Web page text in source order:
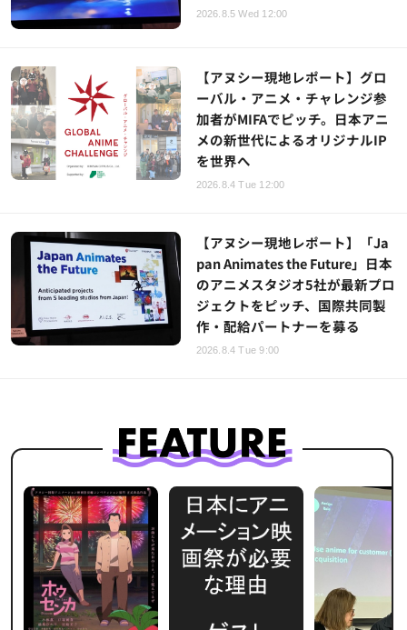
2026.8.5 Wed 12:00
【アヌシー現地レポート】グロ
ーバル・アニメ・チャレンジ参
加者がMIFAでピッチ。日本アニ
メの新世代によるオリジナルIP
を世界へ
2026.8.4 Tue 12:00
【アヌシー現地レポート】「Ja
pan Animates the Future」日本
のアニメスタジオ5社が最新プロ
ジェクトをピッチ、国際共同製
作・配給パートナーを募る
2026.8.4 Tue 9:00